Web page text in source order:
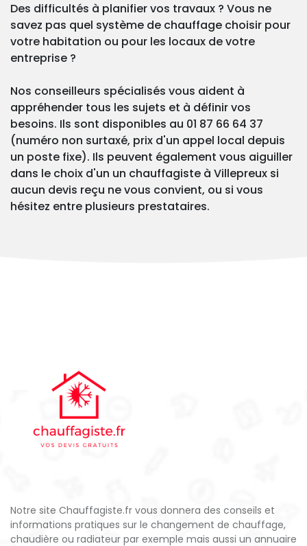
Des difficultés à planifier vos travaux ? Vous ne
savez pas quel système de chauffage choisir pour
votre habitation ou pour les locaux de votre
entreprise ?
Nos conseilleurs spécialisés vous aident à
appréhender tous les sujets et à définir vos
besoins. Ils sont disponibles au 01 87 66 64 37
(numéro non surtaxé, prix d'un appel local depuis
un poste fixe). Ils peuvent également vous aiguiller
dans le choix d'un un chauffagiste à Villepreux si
aucun devis reçu ne vous convient, ou si vous
hésitez entre plusieurs prestataires.
Notre site Chauffagiste.fr vous donnera des conseils et
informations pratiques sur le changement de chauffage,
chaudière ou radiateur par exemple mais aussi un annuaire